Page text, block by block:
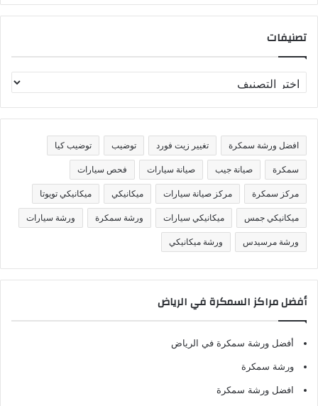
تصنيفات
ص
ن
ف
ا
افضل ورشة سمكرة تغيير زيت فورد توضيب توضيب كيا
سمكرة صيانة جيب صيانة سيارات فحص سيارات
مركز سمكرة مركز صيانة سيارات ميكانيكي ميكانيكي تويوتا
ميكانيكي جمس ميكانيكي سيارات ورشة سمكرة ورشة سيارات
ورشة مرسيدس ورشة ميكانيكي
أفضل مراكز السمكرة في الرياض
أفضل ورشة سمكرة في الرياض
ورشة سمكرة
افضل ورشة سمكرة